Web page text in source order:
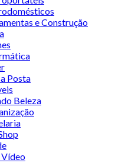
e Construção
Posta
Beleza
Vídeo